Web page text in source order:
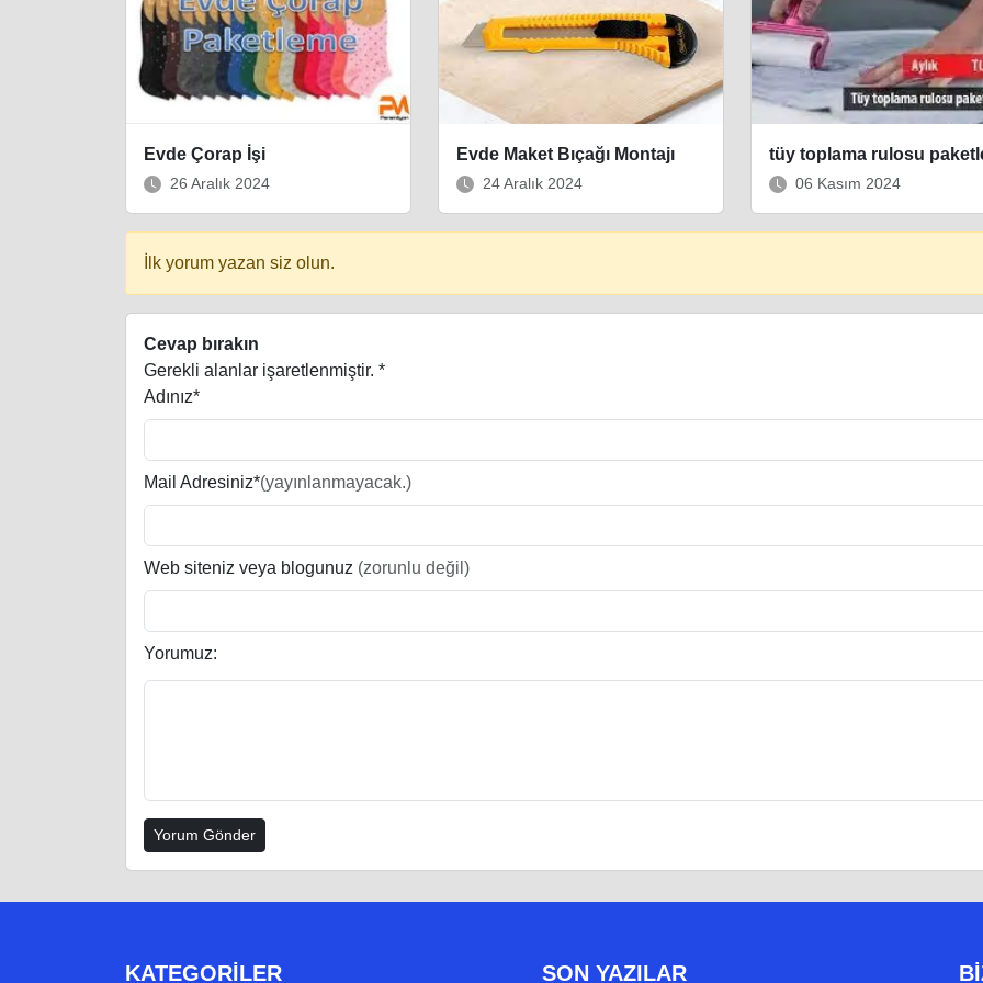
Evde Çorap İşi
26 Aralık 2024
Evde Maket Bıçağı Montajı
24 Aralık 2024
tüy toplama rulosu
06 Kasım 2024
İlk yorum yazan siz olun.
Cevap bırakın
Gerekli alanlar işaretlenmiştir. *
Adınız*
Mail Adresiniz*(yayınlanmayacak.)
Web siteniz veya blogunuz (zorunlu değil)
Yorumuz:
KATEGORILER SON YAZILAR